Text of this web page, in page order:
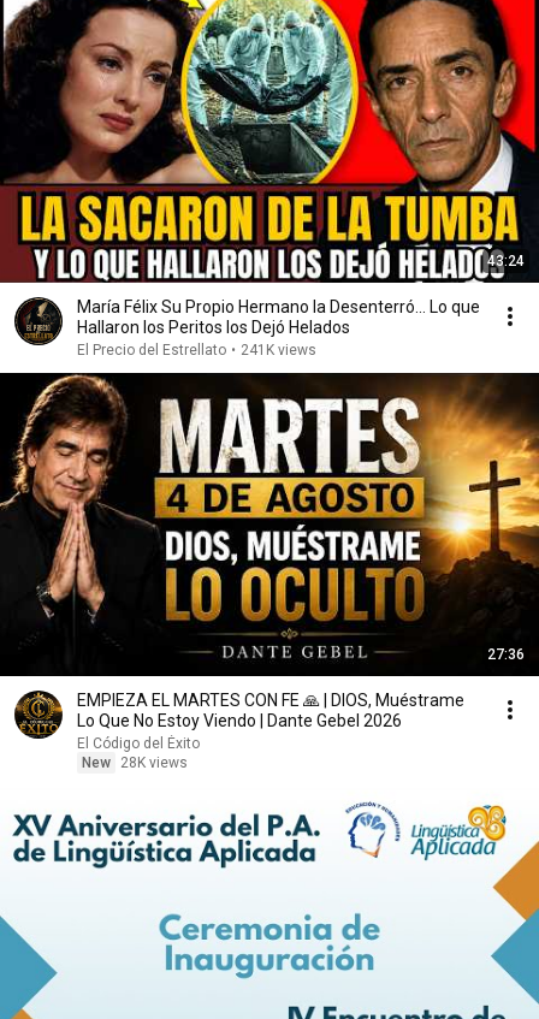
43:24
María Félix Su Propio Hermano la Desenterró... Lo que
Hallaron los Peritos los Dejó Helados
El Precio del Estrellato • 241K views
27:36
EMPIEZA EL MARTES CON FE 🙏 | DIOS, Muéstrame
Lo Que No Estoy Viendo | Dante Gebel 2026
El Código del Éxito
New
28K views